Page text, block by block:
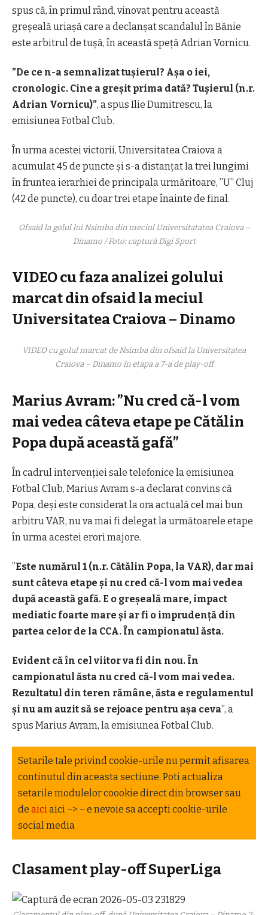
spus că, în primul rând, vinovat pentru această
greșeală uriașă care a declanșat scandalul în Bănie
este arbitrul de tușă, în această speță Adrian Vornicu.
”De ce n-a semnalizat tușierul? Așa o iei,
cronologic. Cine a greșit prima dată? Tușierul (n.r.
Adrian Vornicu)”, a spus Ilie Dumitrescu, la
emisiunea Fotbal Club.
În urma acestei victorii, Universitatea Craiova a
acumulat 45 de puncte și s-a distanțat la trei lungimi
în fruntea ierarhiei de principala urmăritoare, ”U” Cluj
(42 de puncte), cu doar trei etape înainte de final.
Ofsaid la golul lui Nsimba din meciul Universitatatea Craiova –
Dinamo / Foto: captură Digi Sport
VIDEO cu faza analizei golului
marcat din ofsaid la meciul
Universitatea Craiova – Dinamo
VIDEO cu golul marcat de Nsimba din ofsaid la Universitatea
Craiova – Dinamo în etapa a 7-a de play-off
Marius Avram: ”Nu cred că-l vom
mai vedea câteva etape pe Cătălin
Popa după această gafă”
În cadrul intervenției sale telefonice la emisiunea
Fotbal Club, Marius Avram s-a declarat convins că
Popa, deși este considerat la ora actuală cel mai bun
arbitru VAR, nu va mai fi delegat la următoarele etape
în urma acestei erori majore.
”Este numărul 1 (n.r. Cătălin Popa, la VAR), dar mai
sunt câteva etape și nu cred că-l vom mai vedea
după această gafă. E o greșeală mare, impact
mediatic foarte mare și ar fi o imprudență din
partea celor de la CCA. În campionatul ăsta.
Evident că în cel viitor va fi din nou. În
campionatul ăsta nu cred că-l vom mai vedea.
Rezultatul din teren rămâne, ăsta e regulamentul
și nu am auzit să se rejoace pentru așa ceva”, a
spus Marius Avram, la emisiunea Fotbal Club.
Setarile tale privind cookie-urile nu permit afisarea
continutul din aceasta sectiune. Poti actualiza
setarile modulelor coookie direct din browser sau
de aiciaici –> – e nevoie sa accepti cookie-urile
social media
Clasament play-off SuperLiga